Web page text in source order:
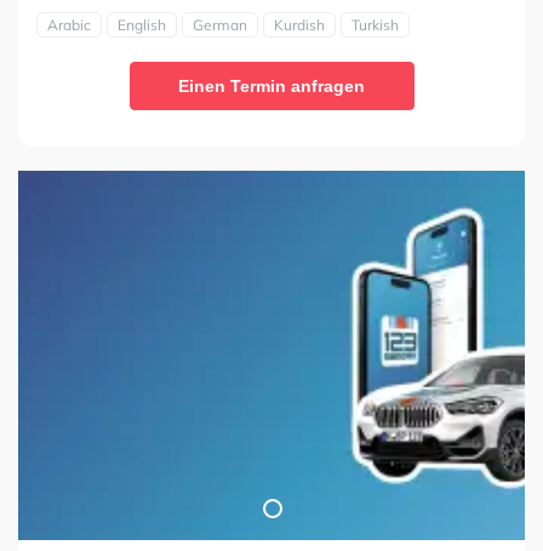
Arabic English German Kurdish Turkish
Einen Termin anfragen